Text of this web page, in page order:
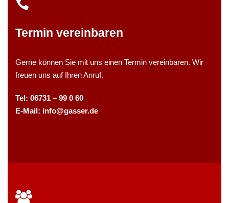
Termin vereinbaren
Gerne können Sie mit uns einen Termin vereinbaren. Wir
freuen uns auf Ihren Anruf.
Tel: 06731 – 99 0 60
E-Mail: info@gasser.de